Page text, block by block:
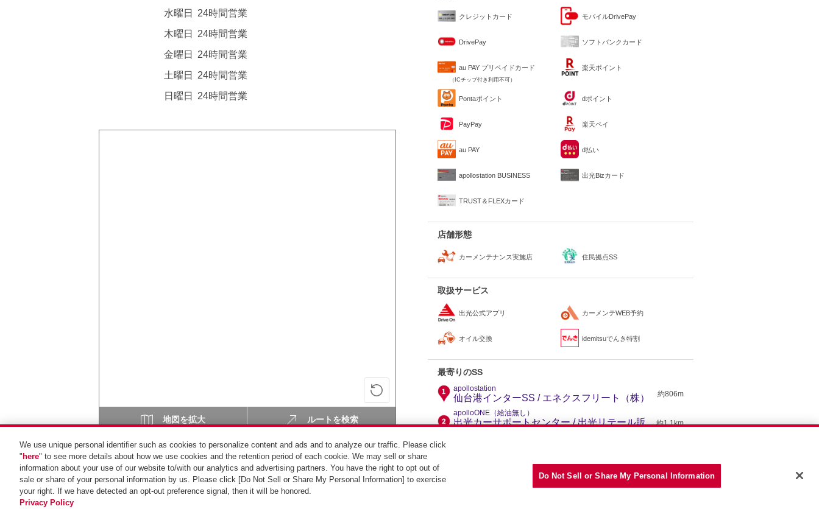
水曜日
24時間営業
木曜日
24時間営業
金曜日
24時間営業
土曜日
24時間営業
日曜日
24時間営業
地図を拡大 ルートを検索
クレジットカード モバイルDrivePay
DrivePay ソフトバンクカード
au PAY プリペイドカード
（ICチップ付き利用不可）
楽天ポイント
Pontaポイント dポイント
PayPay 楽天ペイ
au PAY d払い
apollostation BUSINESS 出光Bizカード
TRUST＆FLEXカード
店舗形態
カーメンテナンス実施店 住民拠点SS
取扱サービス
出光公式アプリ カーメンテWEB予約
オイル交換 idemitsuでんき特割
最寄りのSS
apollostation
仙台港インターSS / エネクスフリート（株） 約806m
apolloONE（給油無し）
出光カーサポートセンター / 出光リテール販
約1.1km
We use unique personal identifier such as cookies to personalize content and ads and to analyze our traffic. Please click
" here" to see more details about how we use cookies and the retention period of each cookie. We may sell or share
information about your use of our website to/with our analytics and advertising partners. You have the right to opt out of
sale or share of your personal information by us. Please click [Do Not Sell or Share My Personal Information] to exercise
your right. If we have detected an opt-out preference signal, then it will be honored.
Privacy Policy
Do Not Sell or Share My Personal Information